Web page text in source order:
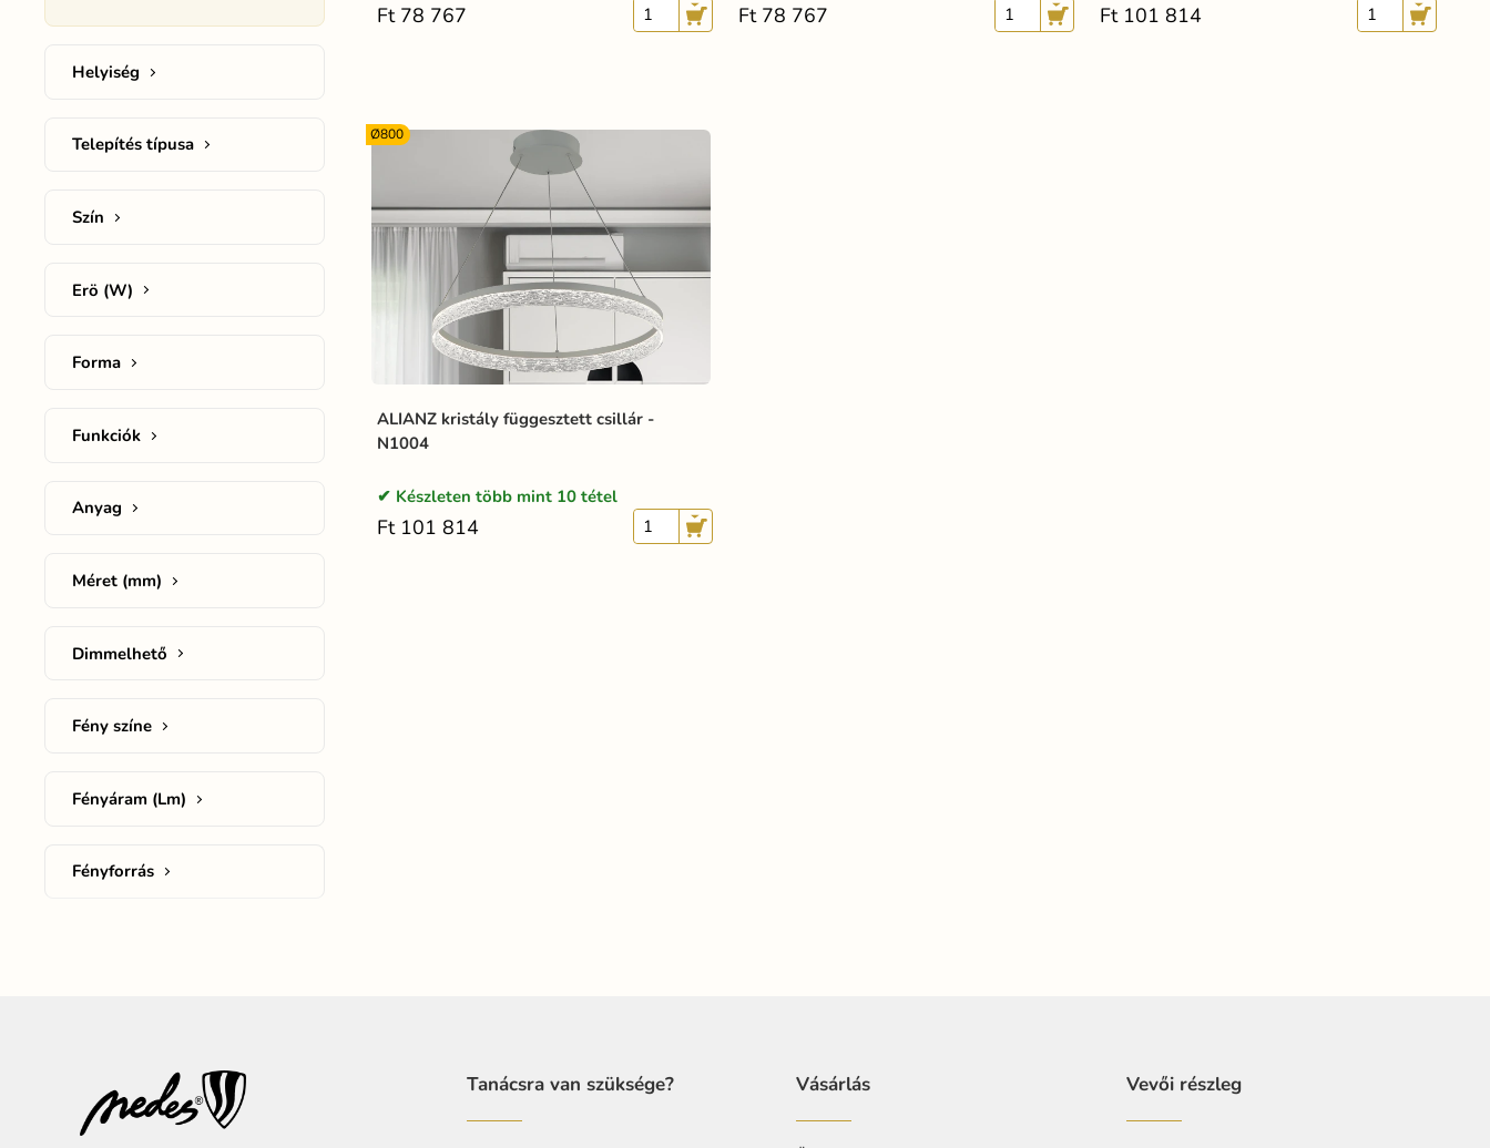
Helyiség
Telepítés típusa
Szín
Erö (W)
Forma
Funkciók
Anyag
Méret (mm)
Dimmelhető
Fény színe
Fényáram (Lm)
Fényforrás
Ft 78 767 Ft 78 767 Ft 101 814
ALIANZ kristály függesztett csillár -
N1004
Ø800
Készleten több mint 10 tétel
Ft 101 814
Tanácsra van szüksége? Vásárlás Vevői részleg